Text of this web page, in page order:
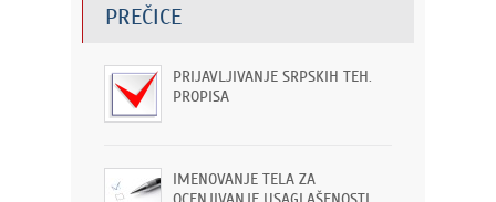
PREČICE
PRIJAVLJIVANJE SRPSKIH TEH.
PROPISA
IMENOVANJE TELA ZA